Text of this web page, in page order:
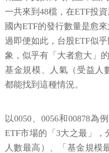
一共來到48檔，在ETF投
國內ETF的發行數量是愈
過即便如此，台股ETF似
象，似乎有「大者愈大」
基金規模、人氣（受益人
都能找到這種情況。
以0050、0056和00878為
ETF市場的「3大之最」，
人數最高）、「基金規模